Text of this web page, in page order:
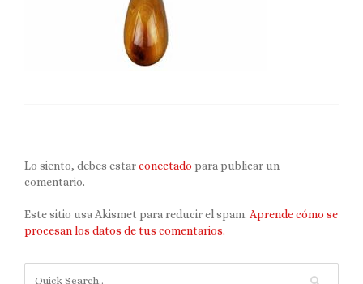
Lo siento, debes estarconectado para publicar un
comentario.
Este sitio usa Akismet para reducir el spam. Aprende cómo se
procesan los datos de tus comentarios.